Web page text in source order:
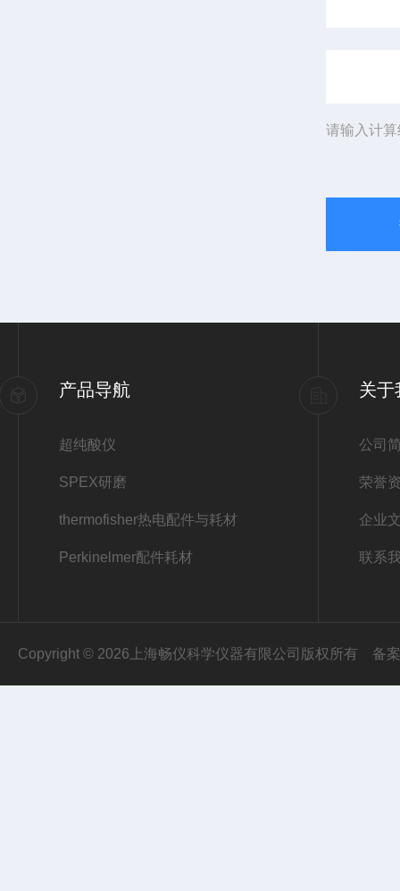
请输入计
产品导航
超纯酸仪
SPEX研磨
thermofisher热电配件与耗材
Perkinelmer配件耗材
关于
公司
荣誉
企业
联系
Copyright © 2026上海畅仪科学仪器有限公司版权所有 备